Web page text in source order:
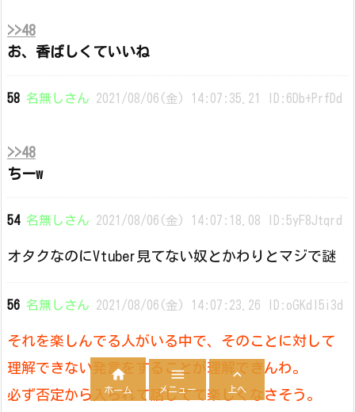
>>48
お、香ばしくていいね
58 名無しさん 2021/08/06(金) 14:07:35.21 ID:6Db+PrfDd
>>48
ちーw
54 名無しさん 2021/08/06(金) 14:07:18.08 ID:5yF8Jtqrd
オタクなのにVtuber見てない奴とかわりとマジで謎
56 名無しさん 2021/08/06(金) 14:07:23.26 ID:oGKdl5i3d
それを楽しんでる人がいる中で、そのことに対して
理解できない発言をすることが理解できんわ。
必ず否定から入られて話してて楽しくなさそう。

ホーム

メニュー

上へ